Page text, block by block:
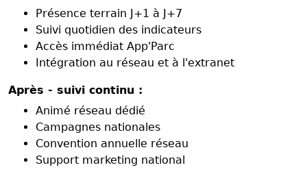
Présence terrain J+1 à J+7
Suivi quotidien des indicateurs
Accès immédiat App'Parc
Intégration au réseau et à l'extranet
Après - suivi continu :
Animé réseau dédié
Campagnes nationales
Convention annuelle réseau
Support marketing national